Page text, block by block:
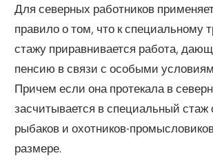
Для северных работников
правило о том, что к специально­му
стажу приравнивается работа,
пенсию в связи с осо­быми
Причем если она протекала в
засчитывается в специальный стаж
рыбаков и охотников-
размере.